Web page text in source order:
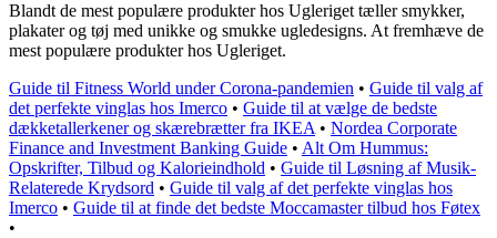
Blandt de mest populære produkter hos Ugleriget tæller smykker,
plakater og tøj med unikke og smukke ugledesigns. At fremhæve de
mest populære produkter hos Ugleriget.
Guide til Fitness World under Corona-pandemien • Guide til valg af
det perfekte vinglas hos Imerco • Guide til at vælge de bedste
dækketallerkener og skærebrætter fra IKEA • Nordea Corporate
Finance and Investment Banking Guide • Alt Om Hummus:
Opskrifter, Tilbud og Kalorieindhold • Guide til Løsning af Musik-
Relaterede Krydsord • Guide til valg af det perfekte vinglas hos
Imerco • Guide til at finde det bedste Moccamaster tilbud hos Føtex
•